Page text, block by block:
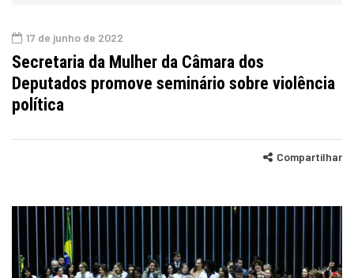
17 de junho de 2022
Secretaria da Mulher da Câmara dos
Deputados promove seminário sobre violência
política
Compartilhar